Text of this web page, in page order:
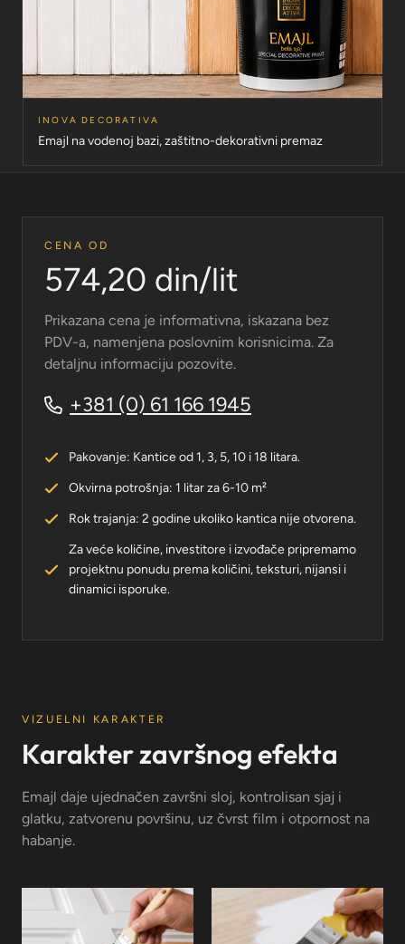
INOVA DECORATIVA
Emajl na vodenoj bazi, zaštitno-dekorativni premaz
CENA OD
574,20 din/lit
Prikazana cena je informativna, iskazana bez
PDV-a, namenjena poslovnim korisnicima. Za
detaljnu informaciju pozovite.
+381 (0) 61 166 1945
Pakovanje: Kantice od 1, 3, 5, 10 i 18 litara.
Okvirna potrošnja: 1 litar za 6-10 m²
Rok trajanja: 2 godine ukoliko kantica nije otvorena.
Za veće količine, investitore i izvođače pripremamo
projektnu ponudu prema količini, teksturi, nijansi i
dinamici isporuke.
VIZUELNI KARAKTER
Karakter završnog efekta
Emajl daje ujednačen završni sloj, kontrolisan sjaj i
glatku, zatvorenu površinu, uz čvrst film i otpornost na
habanje.